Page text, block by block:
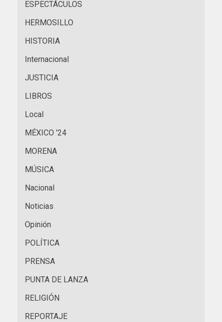
ESPECTÁCULOS
HERMOSILLO
HISTORIA
Internacional
JUSTICIA
LIBROS
Local
MÉXICO '24
MORENA
MÚSICA
Nacional
Noticias
Opinión
POLÍTICA
PRENSA
PUNTA DE LANZA
RELIGIÓN
REPORTAJE